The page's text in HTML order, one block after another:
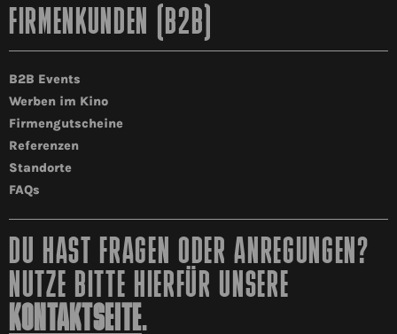
FIRMENKUNDEN (B2B)
B2B Events
Werben im Kino
Firmengutscheine
Referenzen
Standorte
FAQs
DU HAST FRAGEN ODER ANREGUNGEN?
NUTZE BITTE HIERFÜR UNSERE
KONTAKTSEITE.